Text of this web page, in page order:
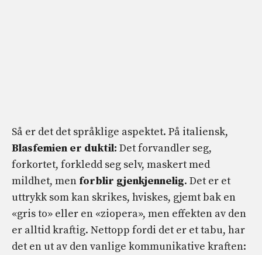
Så er det det språklige aspektet. På italiensk,
Blasfemien er duktil: Det forvandler seg,
forkortet, forkledd seg selv, maskert med
mildhet, men forblir gjenkjennelig. Det er et
uttrykk som kan skrikes, hviskes, gjemt bak en
«gris to» eller en «ziopera», men effekten av den
er alltid kraftig. Nettopp fordi det er et tabu, har
det en ut av den vanlige kommunikative kraften: